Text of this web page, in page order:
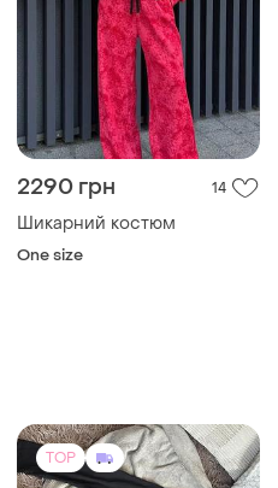
2290 грн
Шикарний костюм